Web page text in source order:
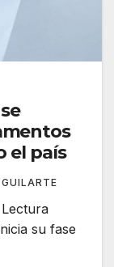
el país
su fase